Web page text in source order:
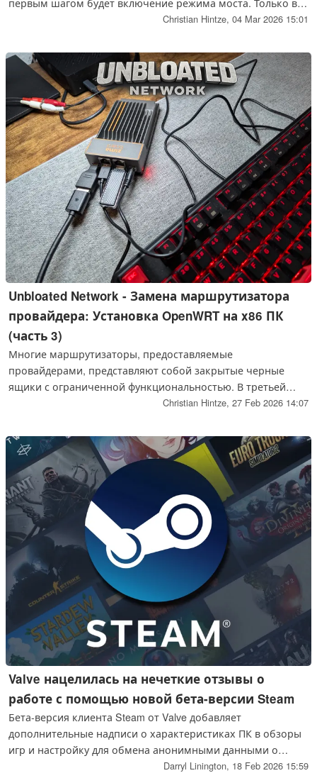
этом случае станция Vodafone будет действовать как
непосредственно Вашему новому маршрутизатору без
помех. В четвертой части серии статей "Раздутая сеть" я
рассказываю о том, как включить режим моста на портале
учетной записи Vodafone, и почему функция Homespot
часто мешает этому.
Christian Hintze, 04 Mar 2026 15:01
Unbloated Network - Замена маршрутизатора
провайдера: Установка OpenWRT на x86 ПК
(часть 3)
Многие маршрутизаторы, предоставляемые
провайдерами, представляют собой закрытые черные
ящики с ограниченной функциональностью. В третьей
части моего проекта "Unbloated Network" я покажу, как
маршрутизатор Vodafone на собственное оборудование.
Шаг за шагом мы установим последний стабильный релиз,
включая выбор образа, установку на базе Linux и
расширение разделов.
Christian Hintze, 27 Feb 2026 14:07
Valve нацелилась на нечеткие отзывы о
работе с помощью новой бета-версии Steam
Бета-версия клиента Steam от Valve добавляет
дополнительные надписи о характеристиках ПК в обзоры
игр и настройку для обмена анонимными данными о
частоте кадров, сосредоточенными на устройствах
Darryl Linington, 18 Feb 2026 15:59